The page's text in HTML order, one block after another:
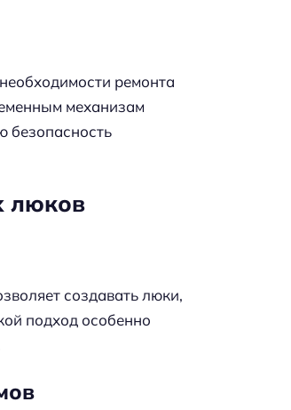
ремонта
механизам
безопасность
люков
создавать люки,
подход особенно